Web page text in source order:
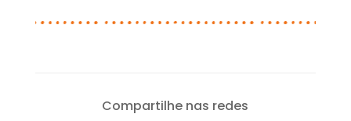
Compartilhe nas redes